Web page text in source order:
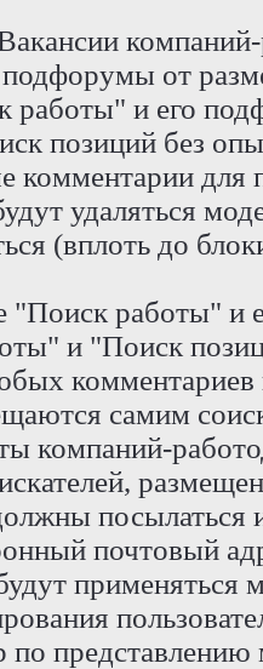
компаний-
подфорумы от
и его
позиций без
комментарии для
удаляться
(вплоть до
работы" и
и "Поиск
комментариев
самим
компаний-
посылаться
почтовый
применяться
по представлению